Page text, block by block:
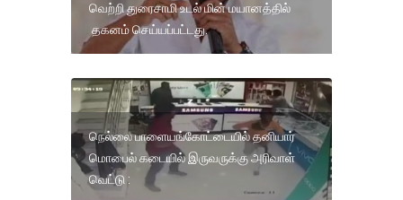
வெற்றி துரைசாமி உடல் மின் மயானத்தில்
தகனம் செய்யப்பட்டது.
நெல்லை பாளையங்கோட்டையில் தனியார்
மொபைல் கடையில் இருவருக்கு அரிவாள்
வெட்டு :